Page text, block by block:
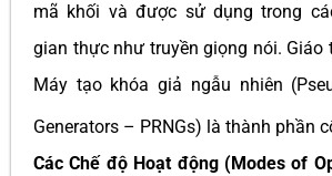
mã khối và được sử dụng trong
gian thực như truyền giọng nói. Giáo
Máy tạo khóa giả ngẫu nhiên
Generators – PRNGs) là thành phần
Các Chế độ Hoạt động (Modes of